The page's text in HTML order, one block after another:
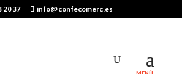
20 37 info@confecomerc.es